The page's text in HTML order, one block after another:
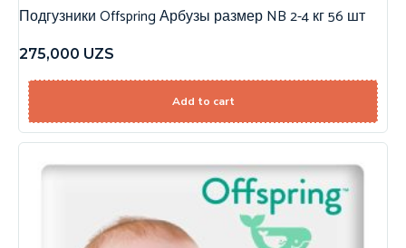
Подгузники Offspring Арбузы размер NB 2-4 кг 56 шт
275,000 UZS
Add to cart